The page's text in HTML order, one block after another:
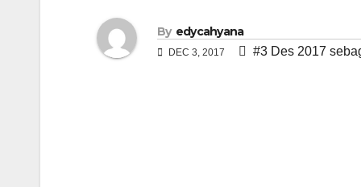
By edycahyana
DEC 3, 2017 #3 Des 2017